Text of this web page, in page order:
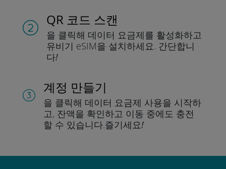
QR 코드 스캔
을 클릭해 데이터 요금제를 활성화하고
유비기 eSIM을 설치하세요. 간단합니
다!
계정 만들기
을 클릭해 데이터 요금제 사용을 시작하
고, 잔액을 확인하고 이동 중에도 충전
할 수 있습니다.즐기세요!